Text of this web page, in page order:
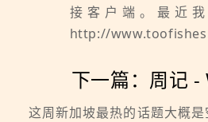
接客户端。最近
http://
下一篇：周记
这周新加坡最热的话题大概是